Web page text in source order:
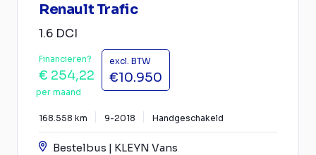
Renault Trafic
1.6 DCI
Financieren?
€ 254,22
per maand
excl. BTW
€10.950
168.558 km 9-2018 Handgeschakeld
Bestelbus | KLEYN Vans